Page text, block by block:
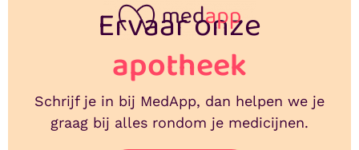
Ervaar onze
apotheek
Schrijf je in bij MedApp, dan helpen we je
graag bij alles rondom je medicijnen.